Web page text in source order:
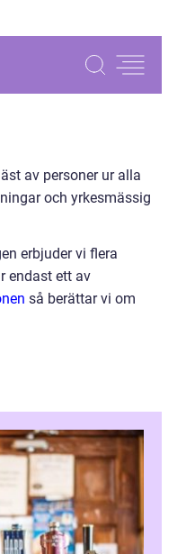
av personer ur alla
och yrkesmässig
erbjuder vi flera
endast ett av
så berättar vi om